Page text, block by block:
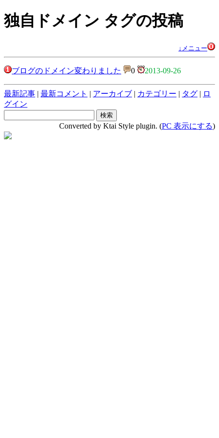
独自ドメイン タグの投稿
↓メニュー
ブログのドメイン変わりました 0 2013-09-26
最新記事 | 最新コメント | アーカイブ | カテゴリー | タグ | ロ
グイン
Converted by Ktai Style plugin. (PC 表示にする)